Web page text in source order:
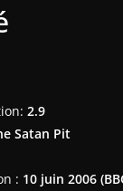
2.9
Satan Pit
: 10 juin 2006